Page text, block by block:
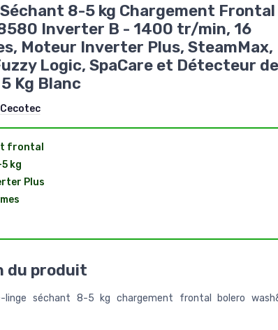
8-5 kg Chargement
Inverter B - 1400 tr/min, 16
Moteur Inverter Plus, SteamMax,
Logic, SpaCare et Détecteur de
Kg Blanc
Cecotec
frontal
kg
Plus
du produit
linge séchant 8-5 kg chargement frontal bolero